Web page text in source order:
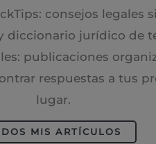
consejos legales
diccionario jurídico de
publicaciones
respuestas a tus
lugar.
MIS ARTÍCULOS